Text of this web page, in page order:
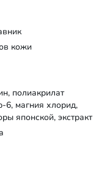
кожи
полиакрилат
6, магния хлорид,
японской, экстракт
иглицы, камедь
состав